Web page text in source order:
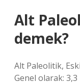
Alt
demek?
Alt Paleolitik,
Genel olarak: